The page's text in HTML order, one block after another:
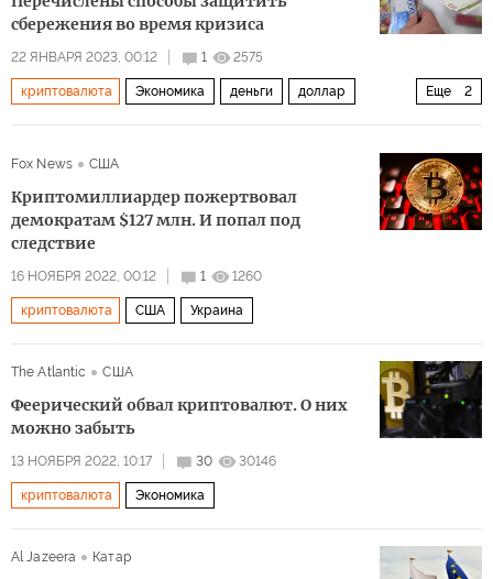
сбережения во время кризиса
22 ЯНВАРЯ 2023, 00:12 1 2575
Еще 2
криптовалюта Экономика деньги доллар
Fox News США
Криптомиллиардер пожертвовал
демократам $127 млн. И попал под
следствие
16 НОЯБРЯ 2022, 00:12 1 1260
криптовалюта США Украина
The Atlantic США
Феерический обвал криптовалют. О них
можно забыть
13 НОЯБРЯ 2022, 10:17 30 30146
криптовалюта Экономика
Al Jazeera Катар